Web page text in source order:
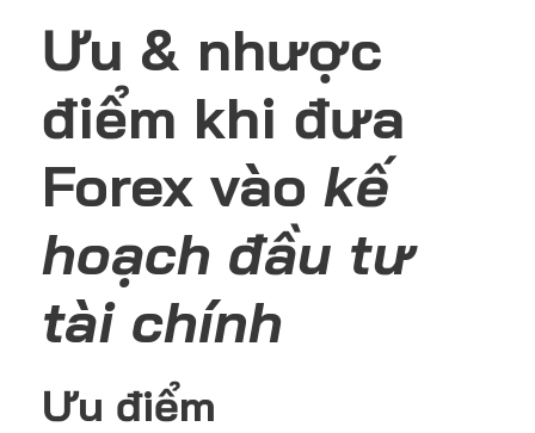
Ưu & nhược
điểm khi đưa
Forex vào kế
hoạch đầu tư
tài chính
Ưu điểm